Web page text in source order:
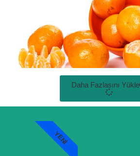
Daha Fazlasını Yükle
YENI